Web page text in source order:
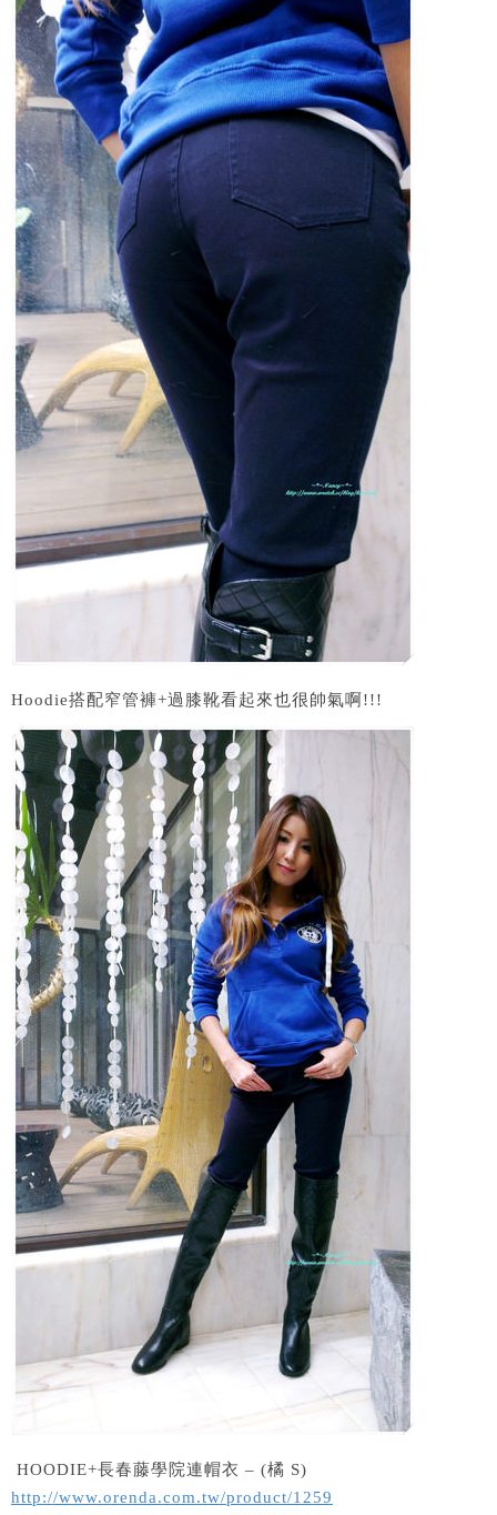
Hoodie搭配窄管褲+過膝靴看起來也很帥氣啊!!!
HOODIE+長春藤學院連帽衣 – (橘 S)
http://www.orenda.com.tw/product/1259